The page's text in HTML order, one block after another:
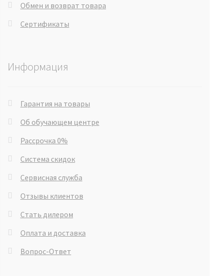
Обмен и возврат товара
Сертификаты
Информация
Гарантия на товары
Об обучающем центре
Рассрочка 0%
Система скидок
Сервисная служба
Отзывы клиентов
Стать дилером
Оплата и доставка
Вопрос-Ответ